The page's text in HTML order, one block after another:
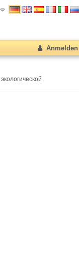
Anmelden